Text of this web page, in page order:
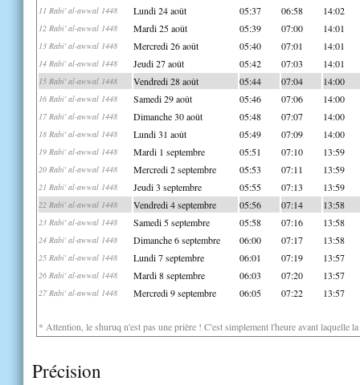
11 Rabi' al-awwal 1448 Lundi 24 août 05:37 06:58 14:02
12 Rabi' al-awwal 1448 Mardi 25 août 05:39 07:00 14:01
13 Rabi' al-awwal 1448 Mercredi 26 août 05:40 07:01 14:01
14 Rabi' al-awwal 1448 Jeudi 27 août 05:42 07:03 14:01
15 Rabi' al-awwal 1448 Vendredi 28 août 05:44 07:04 14:00
16 Rabi' al-awwal 1448 Samedi 29 août 05:46 07:06 14:00
17 Rabi' al-awwal 1448 Dimanche 30 août 05:48 07:07 14:00
18 Rabi' al-awwal 1448 Lundi 31 août 05:49 07:09 14:00
19 Rabi' al-awwal 1448 Mardi 1 septembre 05:51 07:10 13:59
20 Rabi' al-awwal 1448 Mercredi 2 septembre 05:53 07:11 13:59
21 Rabi' al-awwal 1448 Jeudi 3 septembre 05:55 07:13 13:59
22 Rabi' al-awwal 1448 Vendredi 4 septembre 05:56 07:14 13:58
23 Rabi' al-awwal 1448 Samedi 5 septembre 05:58 07:16 13:58
24 Rabi' al-awwal 1448 Dimanche 6 septembre 06:00 07:17 13:58
25 Rabi' al-awwal 1448 Lundi 7 septembre 06:01 07:19 13:57
26 Rabi' al-awwal 1448 Mardi 8 septembre 06:03 07:20 13:57
27 Rabi' al-awwal 1448 Mercredi 9 septembre 06:05 07:22 13:57
* Attention, le shuruq n'est pas une prière ! C'est simplement l'heure avant laquelle
Précision